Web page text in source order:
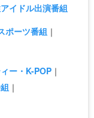
イドル出演番組
ポーツ番組
ー・K-POP